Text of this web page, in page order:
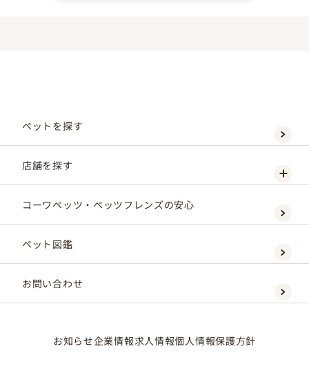
ペットを探す
店舗を探す
コーワペッツ・ペッツフレンズの安心
ペット図鑑
お問い合わせ
お知らせ企業情報求人情報個人情報保護方針